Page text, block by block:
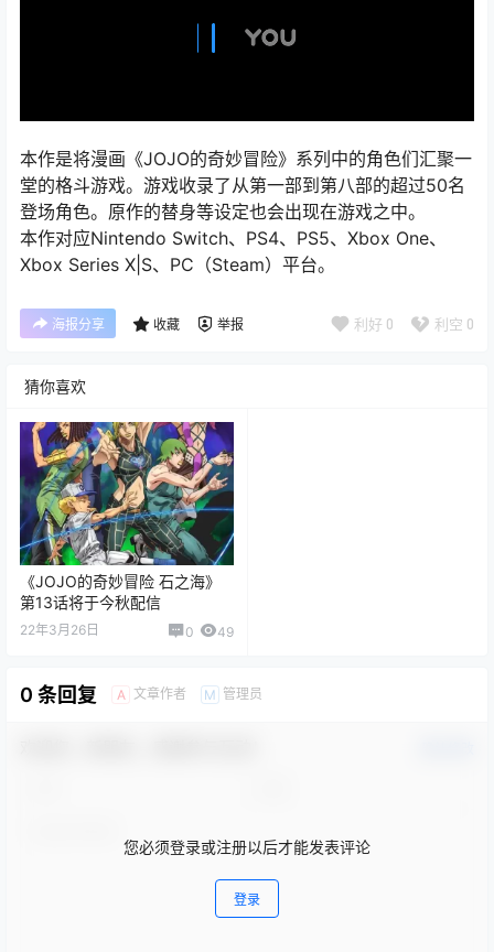
本作是将漫画《JOJO的奇妙冒险》系列中的角色们汇聚一
堂的格斗游戏。游戏收录了从第一部到第八部的超过50名
登场角色。原作的替身等设定也会出现在游戏之中。
本作对应Nintendo Switch、PS4、PS5、Xbox One、
Xbox Series X|S、PC（Steam）平台。
海报分享 收藏 举报 利好 0 利空 0
猜你喜欢
《JOJO的奇妙冒险 石之海》
第13话将于今秋配信
22年3月26日 0 49
0 条回复 A 文章作者 M 管理员
您必须登录或注册以后才能发表评论
登录